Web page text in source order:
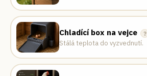
Chladící box na vejce ?
Stálá teplota do vyzvednutí.